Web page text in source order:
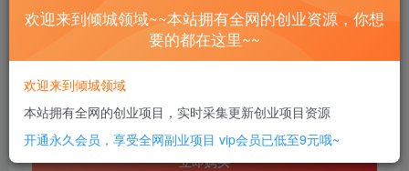
头条100%原创玩法，暴力起号详细教程，0成本无门槛，简单上手，单号月入轻松破万
此内容为付费资源，请付费后查看
SVIP全站会员 免费
立即购买
已售 1
欢迎来到倾城领域~~本站拥有全网的创业资源，你想
要的都在这里~~
欢迎来到倾城领域
本站拥有全网的创业项目，实时采集更新创业项目资源
开通永久会员，享受全网副业项目 vip会员已低至9元哦~